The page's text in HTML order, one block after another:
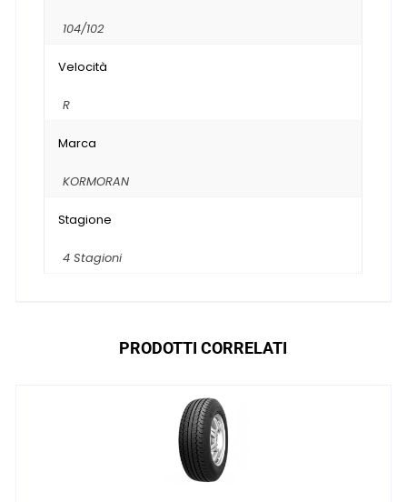
104/102
Velocità
R
Marca
KORMORAN
Stagione
4 Stagioni
PRODOTTI CORRELATI